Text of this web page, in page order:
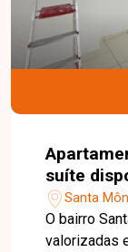
investir.
suíte
Santa
Santa
O bairro
valorizadas